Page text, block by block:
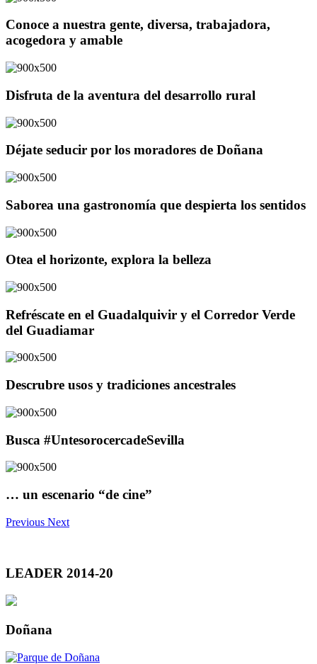
Conoce a nuestra gente, diversa, trabajadora,
acogedora y amable
Disfruta de la aventura del desarrollo rural
Déjate seducir por los moradores de Doñana
Saborea una gastronomía que despierta los sentidos
Otea el horizonte, explora la belleza
Refréscate en el Guadalquivir y el Corredor Verde
del Guadiamar
Descrubre usos y tradiciones ancestrales
Busca #UntesorocercadeSevilla
… un escenario “de cine”
Previous Next
LEADER 2014-20
Doñana